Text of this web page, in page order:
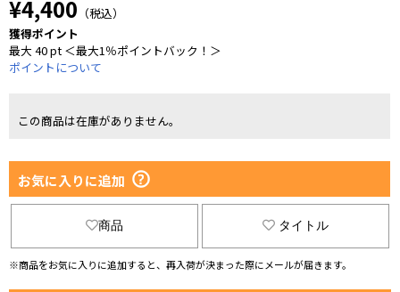
¥4,400 （税込）
獲得ポイント
最大 40 pt ＜最大1％ポイントバック！＞
ポイントについて
この商品は在庫がありません。
お気に入りに追加
商品 タイトル
※商品をお気に入りに追加すると、再入荷が決まった際にメールが届きます。